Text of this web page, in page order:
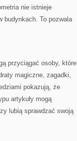
nie istnieje
budynkach. To pozwala
przyciągać osoby, które
magiczne, zagadki,
pokazują, że
artykuły mogą
lubią sprawdzać swoją